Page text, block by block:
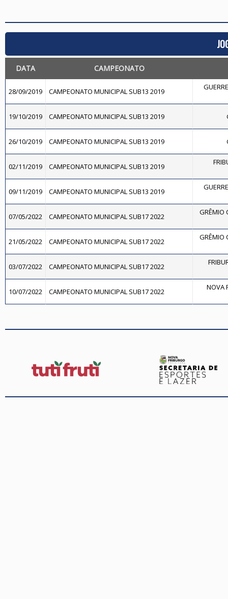
DATA CAMPEONATO
28/09/2019 CAMPEONATO MUNICIPAL SUB13 2019
19/10/2019 CAMPEONATO MUNICIPAL SUB13 2019
26/10/2019 CAMPEONATO MUNICIPAL SUB13 2019
02/11/2019 CAMPEONATO MUNICIPAL SUB13 2019
09/11/2019 CAMPEONATO MUNICIPAL SUB13 2019
07/05/2022 CAMPEONATO MUNICIPAL SUB17 2022 GRÊMIO
21/05/2022 CAMPEONATO MUNICIPAL SUB17 2022 GRÊMIO
03/07/2022 CAMPEONATO MUNICIPAL SUB17 2022
10/07/2022 CAMPEONATO MUNICIPAL SUB17 2022 NOVA